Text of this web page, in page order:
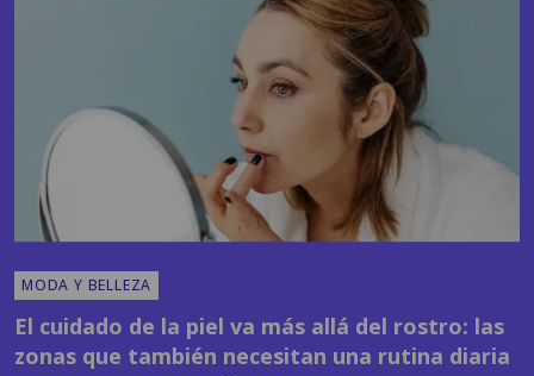
MODA Y BELLEZA
El cuidado de la piel va más allá del rostro: las
zonas que también necesitan una rutina diaria